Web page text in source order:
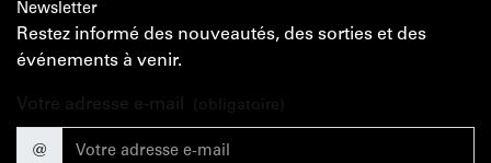
Newsletter
Restez informé des nouveautés, des sorties et des
événements à venir.
Votre adresse e-mail (obligatoire)
@